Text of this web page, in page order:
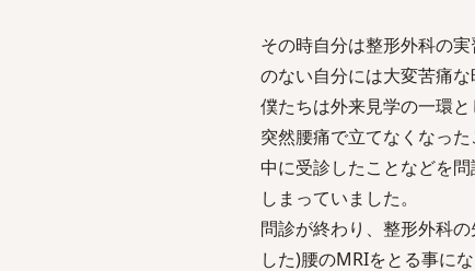
その時自分は整形外科の
のない自分には大変苦痛
僕たちは外来見学の一環
突然腰痛で立てなくなっ
中に受診したことなどを
しまっていました。
問診が終わり、整形外科
した)腰のMRIをとる事に